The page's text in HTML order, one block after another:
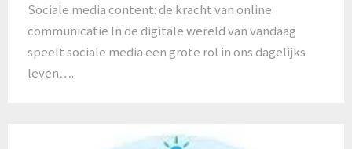
Sociale media content: de kracht van online
communicatie In de digitale wereld van vandaag
speelt sociale media een grote rol in ons dagelijks
leven….